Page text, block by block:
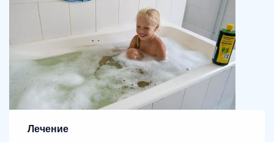
Лечение